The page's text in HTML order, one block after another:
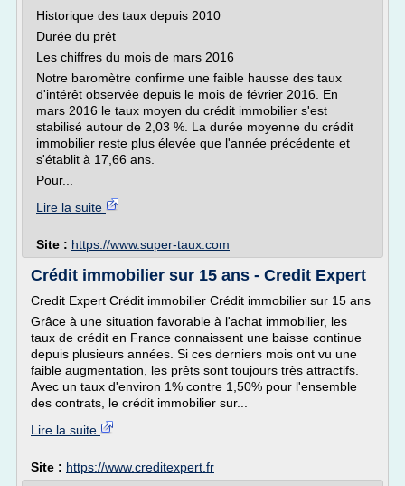
Historique des taux depuis 2010
Durée du prêt
Les chiffres du mois de mars 2016
Notre baromètre confirme une faible hausse des taux
d'intérêt observée depuis le mois de février 2016. En
mars 2016 le taux moyen du crédit immobilier s'est
stabilisé autour de 2,03 %. La durée moyenne du crédit
immobilier reste plus élevée que l'année précédente et
s'établit à 17,66 ans.
Pour...
Lire la suite
Site : https://www.super-taux.com
Crédit immobilier sur 15 ans - Credit Expert
Credit Expert Crédit immobilier Crédit immobilier sur 15 ans
Grâce à une situation favorable à l'achat immobilier, les
taux de crédit en France connaissent une baisse continue
depuis plusieurs années. Si ces derniers mois ont vu une
faible augmentation, les prêts sont toujours très attractifs.
Avec un taux d'environ 1% contre 1,50% pour l'ensemble
des contrats, le crédit immobilier sur...
Lire la suite
Site : https://www.creditexpert.fr